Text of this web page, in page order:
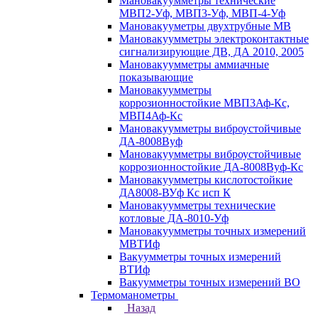
МВП2-Уф, МВП3-Уф, МВП-4-Уф
Мановакууметры двухтрубные МВ
Мановакуумметры электроконтактные
сигнализирующие ДВ, ДА 2010, 2005
Мановакуумметры аммиачные
показывающие
Мановакуумметры
коррозионностойкие МВП3Аф-Кс,
МВП4Аф-Кс
Мановакуумметры виброустойчивые
ДА-8008Вуф
Мановакуумметры виброустойчивые
коррозионностойкие ДА-8008Вуф-Кс
Мановакуумметры кислотостойкие
ДА8008-ВУф Кс исп К
Мановакуумметры технические
котловые ДА-8010-Уф
Мановакуумметры точных измерений
МВТИф
Вакуумметры точных измерений
ВТИф
Вакуумметры точных измерений ВО
Термоманометры
Назад